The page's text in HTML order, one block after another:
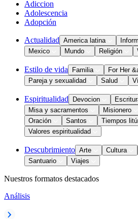
Adiccion
Adolescencia
Adopción
Actualidad America latina
Mexico
Mundo Religión
Estilo de vida Familia
For Her
Pareja y sexualidad
Salud
Espiritualidad Devocion
Misa y sacramentos
Misionero
Oración
Santos
Tiempos
Valores espiritualidad
Descubrimiento Arte Cultura
Santuario
Viajes
Nuestros formatos destacados
Análisis